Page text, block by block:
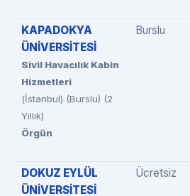
KAPADOKYA
ÜNİVERSİTESİ
Sivil Havacılık Kabin
Hizmetleri
(İstanbul) (Burslu) (2
Yıllık)
Örgün
Burslu
DOKUZ EYLÜL
ÜNİVERSİTESİ
Ücretsiz